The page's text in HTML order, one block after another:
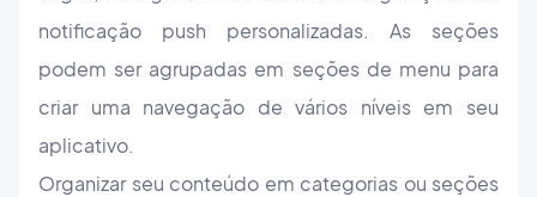
notificação push personalizadas. As seções
podem ser agrupadas em seções de menu para
criar uma navegação de vários níveis em seu
aplicativo.
Organizar seu conteúdo em categorias ou seções